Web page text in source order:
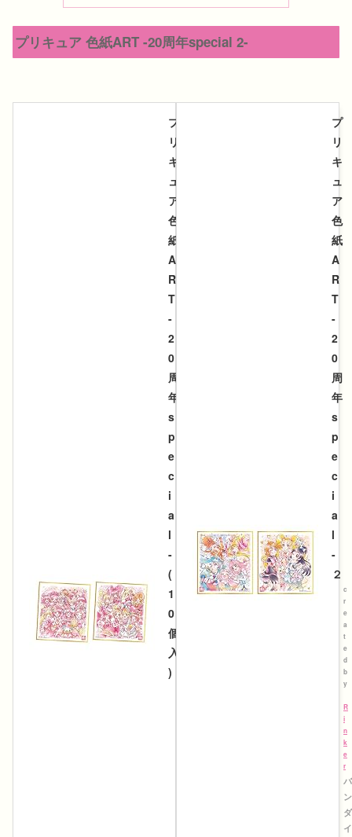
プリキュア 色紙ART -20周年special 2-
プ
リ
キ
ュ
ア
色
紙
A
R
T
-
2
0
周
年
s
p
e
c
i
a
l
-
(
1
0
個
入
)
プ
リ
キ
ュ
ア
色
紙
A
R
T
-
2
0
周
年
s
p
e
c
i
a
l
-
２
c
r
e
a
t
e
d
b
y
R
i
n
k
e
r
バ
ン
ダ
イ